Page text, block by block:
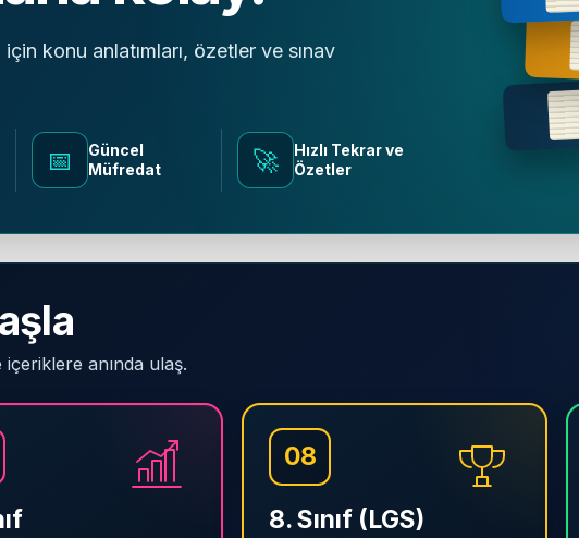
için konu anlatımları, özetler ve sınav
📅
Güncel
Müfredat
🚀
Hızlı Tekrar ve
Özetler
içeriklere anında ulaş.
08
8. Sınıf (LGS)